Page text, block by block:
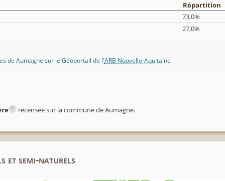
Répartition
73,0%
27,0%
de Aumagne sur le Géoportail de l'ARB Nouvelle-Aquitaine
i recensée sur la commune de Aumagne.
et semi-naturels